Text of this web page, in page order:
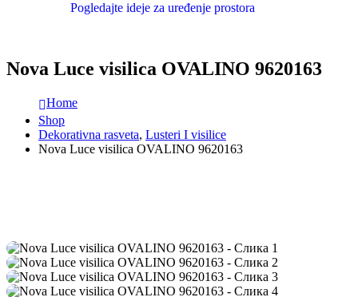
Pogledajte ideje za uređenje prostora
Nova Luce visilica OVALINO 9620163
Home
Shop
Dekorativna rasveta, Lusteri I visilice
Nova Luce visilica OVALINO 9620163